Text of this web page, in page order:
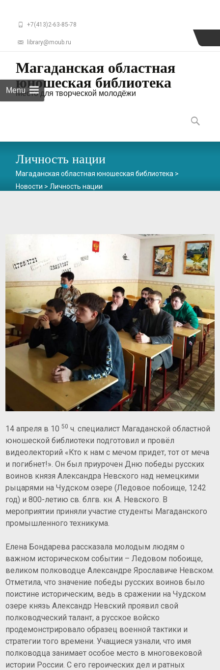
+7(413)2-63-85-78
library@moub.ru
Магаданская областная
юношеская библиотека
Место для творческой молодёжи
Menu
to
content
Найти:
Личность нации
Магаданская областная юношеская библиотека >
Новости > Личность нации
14 апреля в 1050 ч. специалист Магаданской областной
юношеской библиотеки подготовил и провёл
видеолекторий «Кто к нам с мечом придет, тот от меча
и погибнет!». Он был приурочен Дню победы русских
воинов князя Александра Невского над немецкими
рыцарями на Чудском озере (Ледовое побоище, 1242
год) и 800-летию св. блгв. кн. А. Невского. В
мероприятии приняли участие студенты Магаданского
промышленного техникума.
Елена Бондарева рассказала молодым людям о
важном историческом событии – Ледовом побоище,
великом полководце Александре Ярославиче Невском.
Отметила, что значение победы русских воинов было
поистине историческим, ведь в сражении на Чудском
озере князь Александр Невский проявил свой
полководческий талант, а русское войско
продемонстрировало образец военной тактики и
стратегии того времени. Учащиеся узнали, что имя
полководца занимает особое место в многовековой
истории России. С его героических дел и ратных